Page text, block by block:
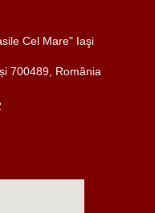
Cel Mare" Iaşi
700489, România